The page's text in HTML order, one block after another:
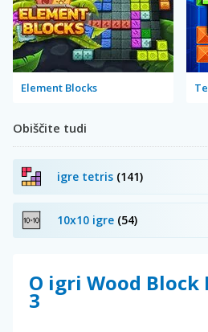
Element Blocks
Obiščite tudi
igre tetris (141)
10x10 igre (54)
O igri Wood Block
3